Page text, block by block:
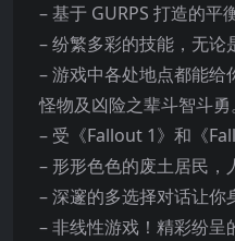
– 基于 GURPS 打造的
– 纷繁多彩的技能，无论
– 游戏中各处地点都能给
怪物及凶险之辈斗智斗
– 受《Fallout 1》和《
– 形形色色的废土居民
– 深邃的多选择对话让
– 非线性游戏！精彩纷呈